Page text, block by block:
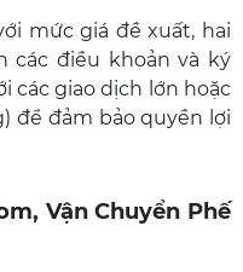
mức giá đề xuất, hai
các điều khoản và ký
các giao dịch lớn hoặc
để đảm bảo quyền lợi
Vận Chuyển Phế